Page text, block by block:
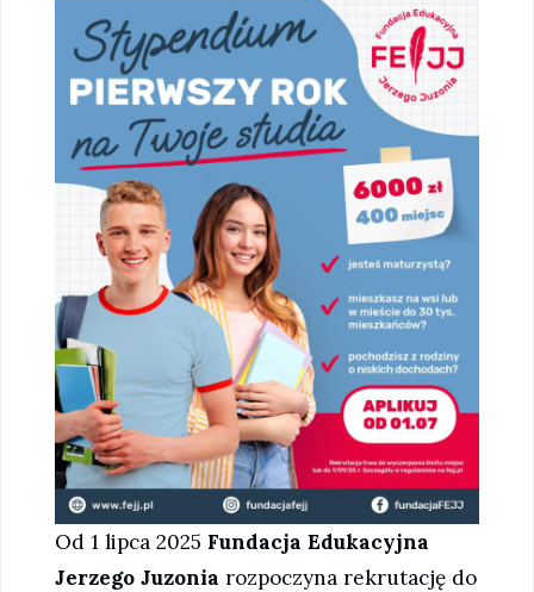
Od 1 lipca 2025 Fundacja Edukacyjna
Jerzego Juzonia rozpoczyna rekrutację do